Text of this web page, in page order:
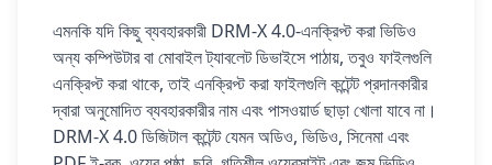
এমনকি যদি কিছু ব্যবহারকারী DRM-X 4.0-এনক্রিপ্ট করা ভিডিও
অন্য কম্পিউটার বা মোবাইল ট্যাবলেট ডিভাইসে পাঠায়, তবুও ফাইলগুলি
এনক্রিপ্ট করা থাকে, তাই এনক্রিপ্ট করা ফাইলগুলি কন্টেন্ট প্রদানকারীর
দ্বারা অনুমোদিত ব্যবহারকারীর নাম এবং পাসওয়ার্ড ছাড়া খোলা যাবে না।
DRM-X 4.0 ডিজিটাল কন্টেন্ট যেমন অডিও, ভিডিও, সিনেমা এবং